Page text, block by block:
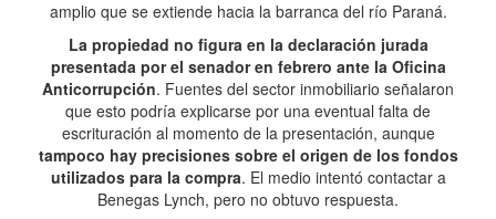
amplio que se extiende hacia la barranca del río Paraná.
La propiedad no figura en la declaración jurada
presentada por el senador en febrero ante la Oficina
Anticorrupción. Fuentes del sector inmobiliario señalaron
que esto podría explicarse por una eventual falta de
escrituración al momento de la presentación, aunque
tampoco hay precisiones sobre el origen de los fondos
utilizados para la compra. El medio intentó contactar a
Benegas Lynch, pero no obtuvo respuesta.